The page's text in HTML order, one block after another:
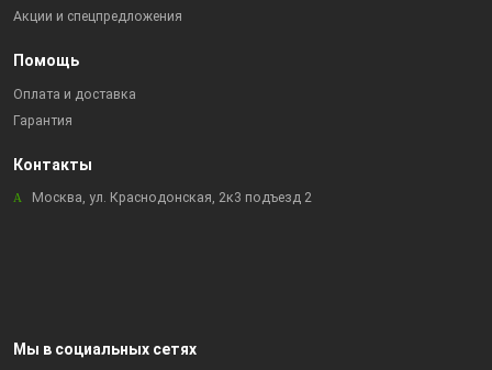
Акции и спецпредложения
Помощь
Оплата и доставка
Гарантия
Контакты
Москва, ул. Краснодонская, 2к3 подъезд 2
Мы в социальных сетях